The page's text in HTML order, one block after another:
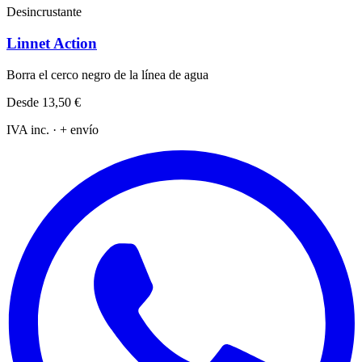
Desincrustante
Linnet Action
Borra el cerco negro de la línea de agua
Desde 13,50 €
IVA inc. · + envío